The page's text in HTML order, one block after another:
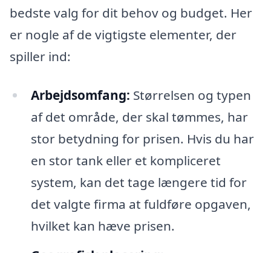
bedste valg for dit behov og budget. Her
er nogle af de vigtigste elementer, der
spiller ind:
Arbejdsomfang: Størrelsen og typen
af det område, der skal tømmes, har
stor betydning for prisen. Hvis du har
en stor tank eller et kompliceret
system, kan det tage længere tid for
det valgte firma at fuldføre opgaven,
hvilket kan hæve prisen.